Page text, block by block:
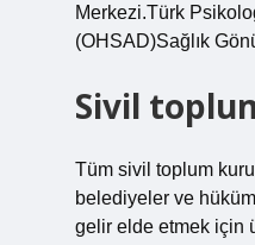
Merkezi.Türk
(OHSAD)Sağlık
Sivil
Tüm sivil toplum
belediyeler ve
gelir elde etmek için